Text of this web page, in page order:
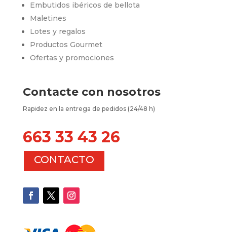
Embutidos ibéricos de bellota
Maletines
Lotes y regalos
Productos Gourmet
Ofertas y promociones
Contacte con nosotros
Rapidez en la entrega de pedidos (24/48 h)
663 33 43 26
CONTACTO